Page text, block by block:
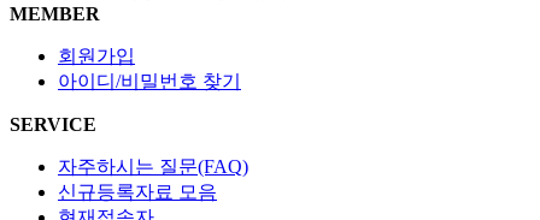
MEMBER
회원가입
아이디/비밀번호 찾기
SERVICE
자주하시는 질문(FAQ)
신규등록자료 모음